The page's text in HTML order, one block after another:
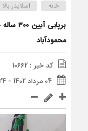
خانه اسلایدر بالا
برپایی
محمودآباد
کد خبر : 10662
04 مرداد 1402 - 23:24